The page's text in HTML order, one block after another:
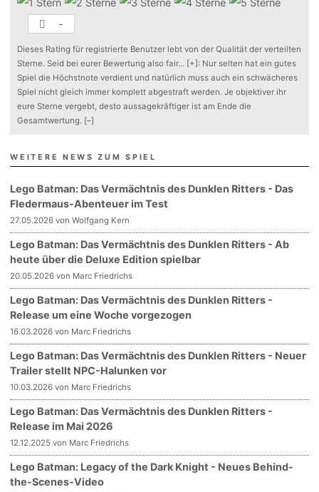
-
Dieses Rating für registrierte Benutzer lebt von der Qualität der verteilten
Sterne. Seid bei eurer Bewertung also fair... [+]: Nur selten hat ein gutes
Spiel die Höchstnote verdient und natürlich muss auch ein schwächeres
Spiel nicht gleich immer komplett abgestraft werden. Je objektiver ihr
eure Sterne vergebt, desto aussagekräftiger ist am Ende die
Gesamtwertung. [–]
WEITERE NEWS ZUM SPIEL
Lego Batman: Das Vermächtnis des Dunklen Ritters - Das
Fledermaus-Abenteuer im Test
27.05.2026 von Wolfgang Kern
Lego Batman: Das Vermächtnis des Dunklen Ritters - Ab
heute über die Deluxe Edition spielbar
20.05.2026 von Marc Friedrichs
Lego Batman: Das Vermächtnis des Dunklen Ritters -
Release um eine Woche vorgezogen
16.03.2026 von Marc Friedrichs
Lego Batman: Das Vermächtnis des Dunklen Ritters - Neuer
Trailer stellt NPC-Halunken vor
10.03.2026 von Marc Friedrichs
Lego Batman: Das Vermächtnis des Dunklen Ritters -
Release im Mai 2026
12.12.2025 von Marc Friedrichs
Lego Batman: Legacy of the Dark Knight - Neues Behind-
the-Scenes-Video